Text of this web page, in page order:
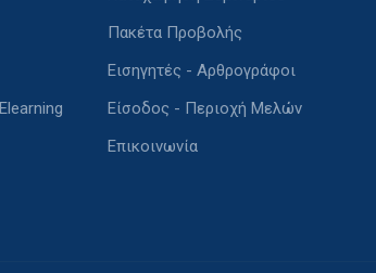
Πακέτα Προβολής
Εισηγητές - Αρθρογράφοι
Είσοδος - Περιοχή Μελών
Επικοινωνία